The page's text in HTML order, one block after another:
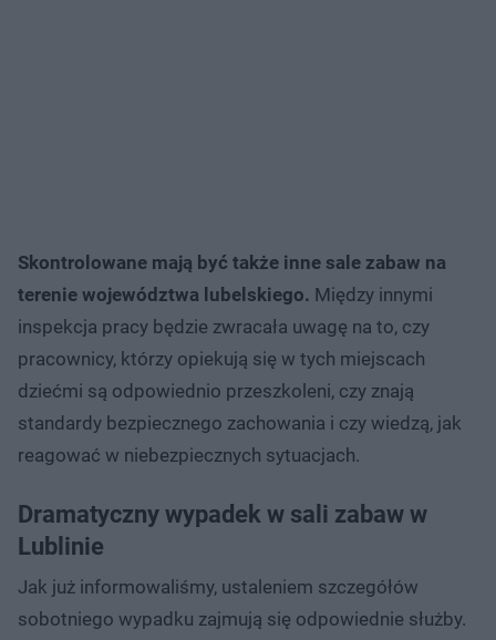
Skontrolowane mają być także inne sale zabaw na
terenie województwa lubelskiego. Między innymi
inspekcja pracy będzie zwracała uwagę na to, czy
pracownicy, którzy opiekują się w tych miejscach
dziećmi są odpowiednio przeszkoleni, czy znają
standardy bezpiecznego zachowania i czy wiedzą, jak
reagować w niebezpiecznych sytuacjach.​
Dramatyczny wypadek w sali zabaw w
Lublinie
Jak już informowaliśmy, ustaleniem szczegółów
sobotniego wypadku zajmują się odpowiednie służby.